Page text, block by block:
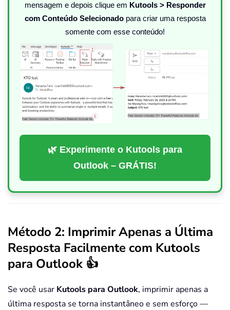
mensagem e depois clique em Kutools > Responder
com Conteúdo Selecionadopara criar uma resposta
somente com esse conteúdo!
🌿 Experimente o Kutools para
Outlook – GRÁTIS!
Método 2: Imprimir Apenas a Última
Resposta Facilmente com Kutools
para Outlook 👍
Se você usar Kutools para Outlook, imprimir apenas a
última resposta se torna instantâneo e sem esforço —